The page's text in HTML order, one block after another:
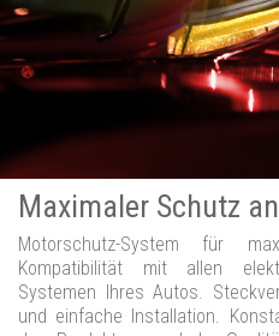
Maximaler Schutz
Motorschutz-System für
Kompatibilität mit allen
Systemen Ihres Autos.
und einfache Installation.